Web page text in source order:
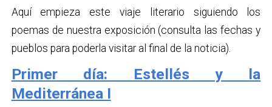
Aquí empieza este viaje literario siguiendo los
poemas de nuestra exposición (consulta las fechas y
pueblos para poderla visitar al final de la noticia).
Primer día: Estellés y la
Mediterránea I